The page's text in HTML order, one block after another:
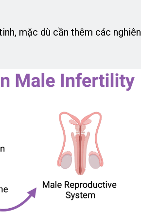
mặc dù cần thêm các nghiên